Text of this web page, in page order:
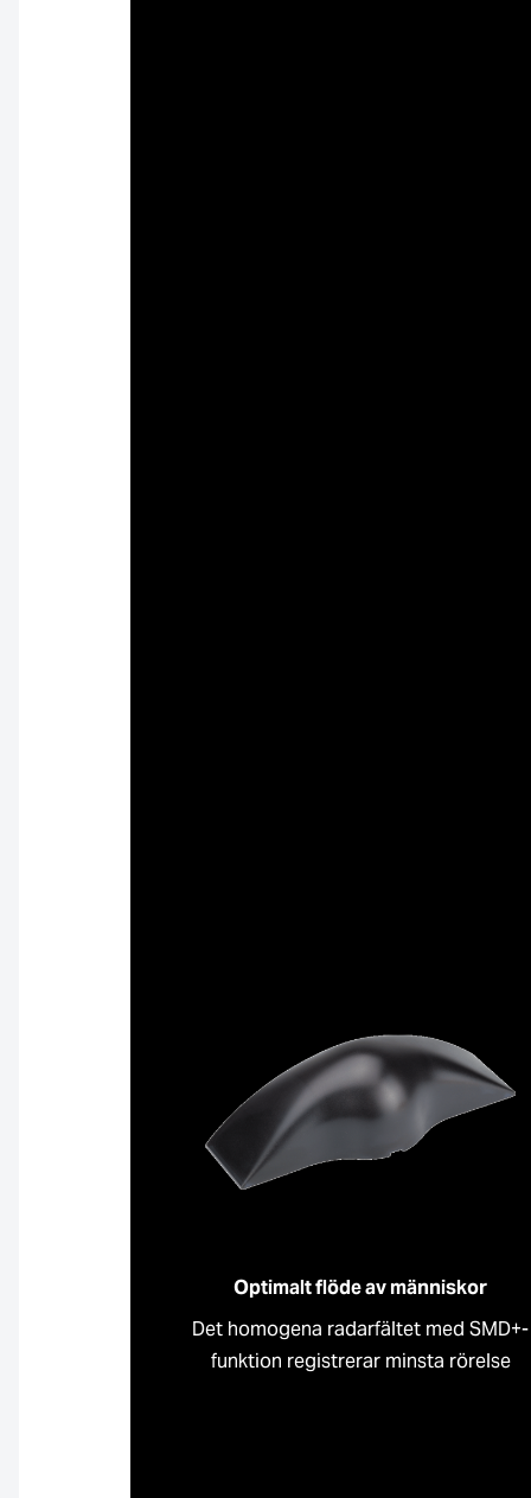
Optimalt flöde av människor
Det homogena radarfältet med SMD+-
funktion registrerar minsta rörelse